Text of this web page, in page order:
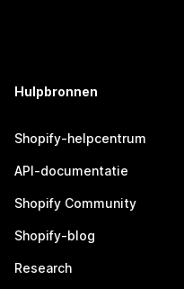
Hulpbronnen
Shopify-helpcentrum
API-documentatie
Shopify Community
Shopify-blog
Research